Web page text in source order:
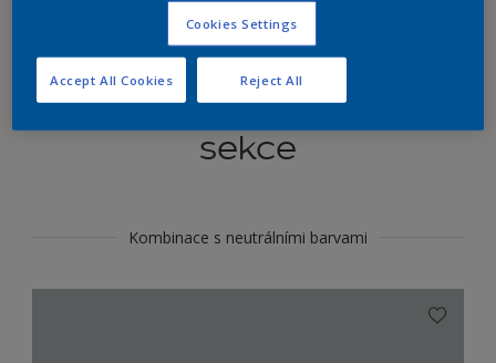
Koordinovat barevné
sekce
Kombinace s neutrálními barvami
Cookies Settings
Reject All
Accept All Cookies